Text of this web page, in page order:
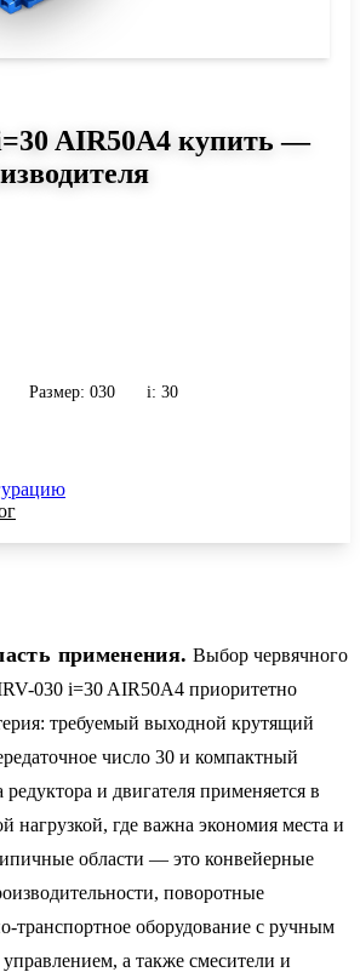
AIR50A4 купить —
Размер: 030 i: 30
применения. Выбор червячного
030 i=30 AIR50A4 приоритетно
требуемый выходной крутящий
число 30 и компактный
редуктора и двигателя применяется в
нагрузкой, где важна экономия места и
области — это конвейерные
поворотные
транспортное оборудование с ручным
а также смесители и